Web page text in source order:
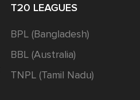
T20 LEAGUES
BPL (Bangladesh)
BBL (Australia)
TNPL (Tamil Nadu)